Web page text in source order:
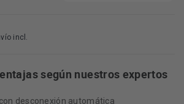
incl.
según nuestros expertos
desconexión automática